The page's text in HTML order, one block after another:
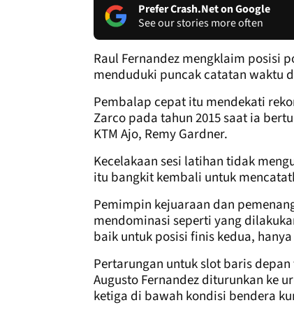
Prefer Crash.Net on Google
See our stories more often
Raul Fernandez mengklaim posisi
menduduki puncak catatan waktu
Pembalap cepat itu mendekati
Zarco pada tahun 2015 saat ia
KTM Ajo, Remy Gardner.
Kecelakaan sesi latihan tidak
itu bangkit kembali untuk
Pemimpin kejuaraan dan
mendominasi seperti yang
baik untuk posisi finis kedua,
Pertarungan untuk slot baris
Augusto Fernandez diturunkan ke
ketiga di bawah kondisi bendera